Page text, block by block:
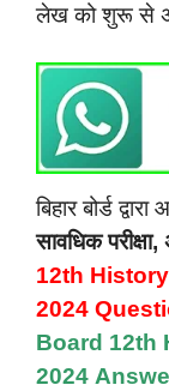
लेख को शुरू से
बिहार बोर्ड
सावधिक
12th
2024
Board 12th
2024